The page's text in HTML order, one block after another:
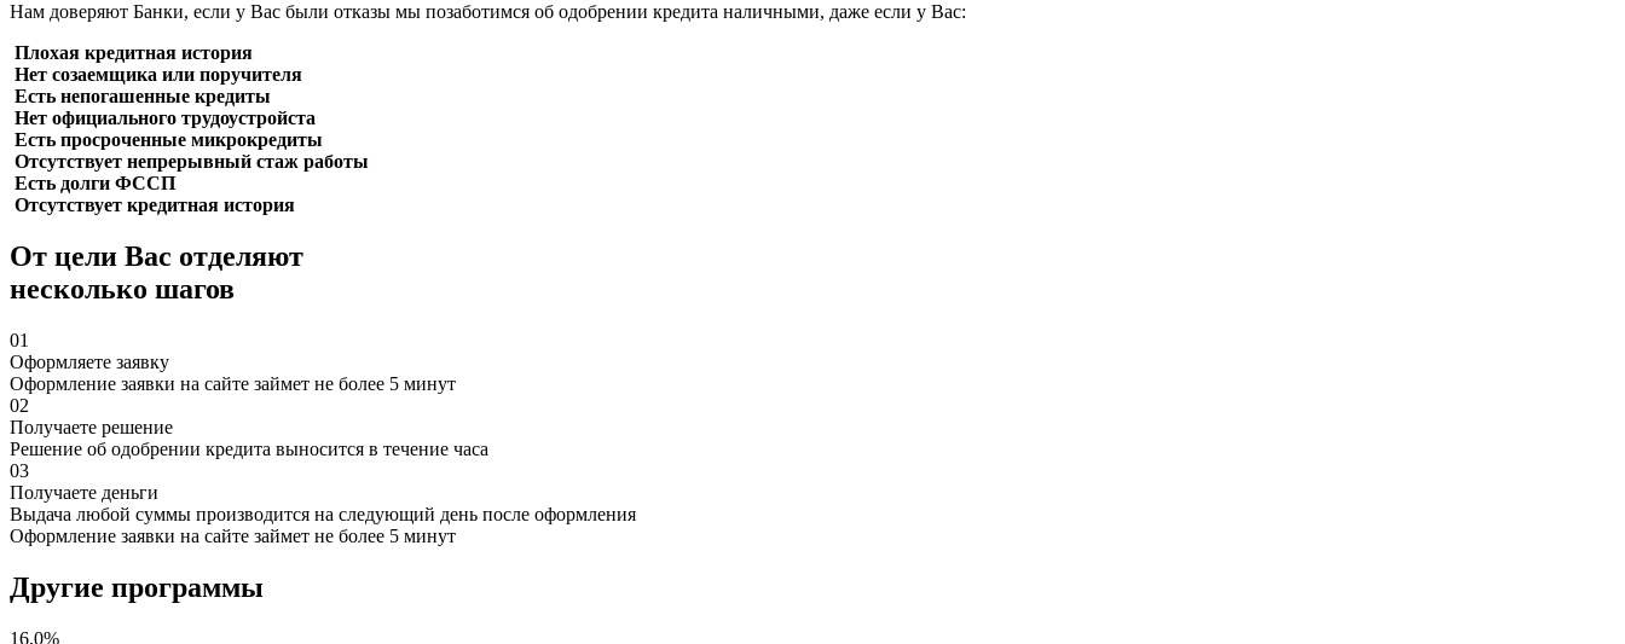
Нам доверяют Банки, если у Вас были отказы мы позаботимся об одобрении кредита наличными, даже если у Вас:
Плохая кредитная история
Нет созаемщика или поручителя
Есть непогашенные кредиты
Нет официального трудоустройста
Есть просроченные микрокредиты
Отсутствует непрерывный стаж работы
Есть долги ФССП
Отсутствует кредитная история
От цели Вас отделяют
несколько шагов
01
Оформляете заявку
Оформление заявки на сайте займет не более 5 минут
02
Получаете решение
Решение об одобрении кредита выносится в течение часа
03
Получаете деньги
Выдача любой суммы производится на следующий день после оформления
Оформление заявки на сайте займет не более 5 минут
Другие программы
16,0%